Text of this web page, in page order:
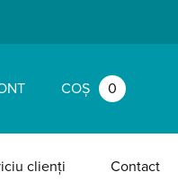
COȘ 0
clienți Contact